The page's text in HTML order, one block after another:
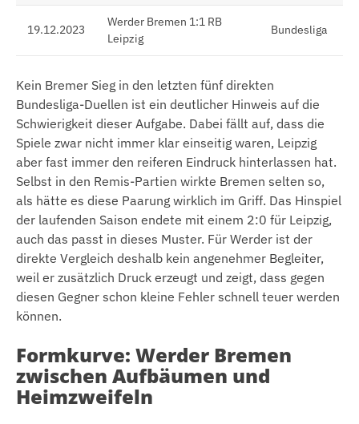
19.12.2023
Werder Bremen 1:1 RB
Leipzig
Bundesliga
Kein Bremer Sieg in den letzten fünf direkten
Bundesliga-Duellen ist ein deutlicher Hinweis auf die
Schwierigkeit dieser Aufgabe. Dabei fällt auf, dass die
Spiele zwar nicht immer klar einseitig waren, Leipzig
aber fast immer den reiferen Eindruck hinterlassen hat.
Selbst in den Remis-Partien wirkte Bremen selten so,
als hätte es diese Paarung wirklich im Griff. Das Hinspiel
der laufenden Saison endete mit einem 2:0 für Leipzig,
auch das passt in dieses Muster. Für Werder ist der
direkte Vergleich deshalb kein angenehmer Begleiter,
weil er zusätzlich Druck erzeugt und zeigt, dass gegen
diesen Gegner schon kleine Fehler schnell teuer werden
können.
Formkurve: Werder Bremen
zwischen Aufbäumen und
Heimzweifeln